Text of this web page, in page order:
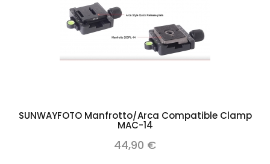
SUNWAYFOTO Manfrotto/Arca Compatible Clamp
MAC-14
44,90 €